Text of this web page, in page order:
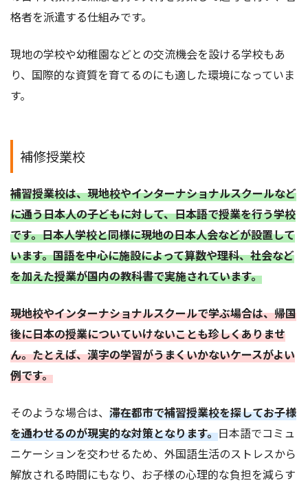
格者を派遣する仕組みです。
現地の学校や幼稚園などとの交流機会を設ける学校もあ
り、国際的な資質を育てるのにも適した環境になっていま
す。
補修授業校
補習授業校は、現地校やインターナショナルスクールなど
に通う日本人の子どもに対して、日本語で授業を行う学校
です。日本人学校と同様に現地の日本人会などが設置して
います。国語を中心に施設によって算数や理科、社会など
を加えた授業が国内の教科書で実施されています。
現地校やインターナショナルスクールで学ぶ場合は、帰国
後に日本の授業についていけないことも珍しくありませ
ん。たとえば、漢字の学習がうまくいかないケースがよい
例です。
そのような場合は、 滞在都市で補習授業校を探してお子様
を通わせるのが現実的な対策となります。日本語でコミュ
ニケーションを交わせるため、外国語生活のストレスから
解放される時間にもなり、お子様の心理的な負担を減らす